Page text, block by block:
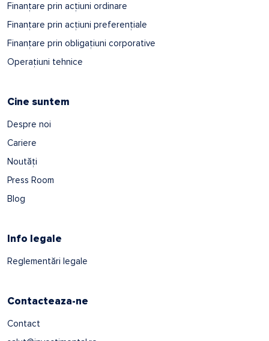
Finanțare prin acțiuni ordinare
Finanțare prin acțiuni preferențiale
Finanțare prin obligațiuni corporative
Operațiuni tehnice
Cine suntem
Despre noi
Cariere
Noutăți
Press Room
Blog
Info legale
Reglementări legale
Contacteaza-ne
Contact